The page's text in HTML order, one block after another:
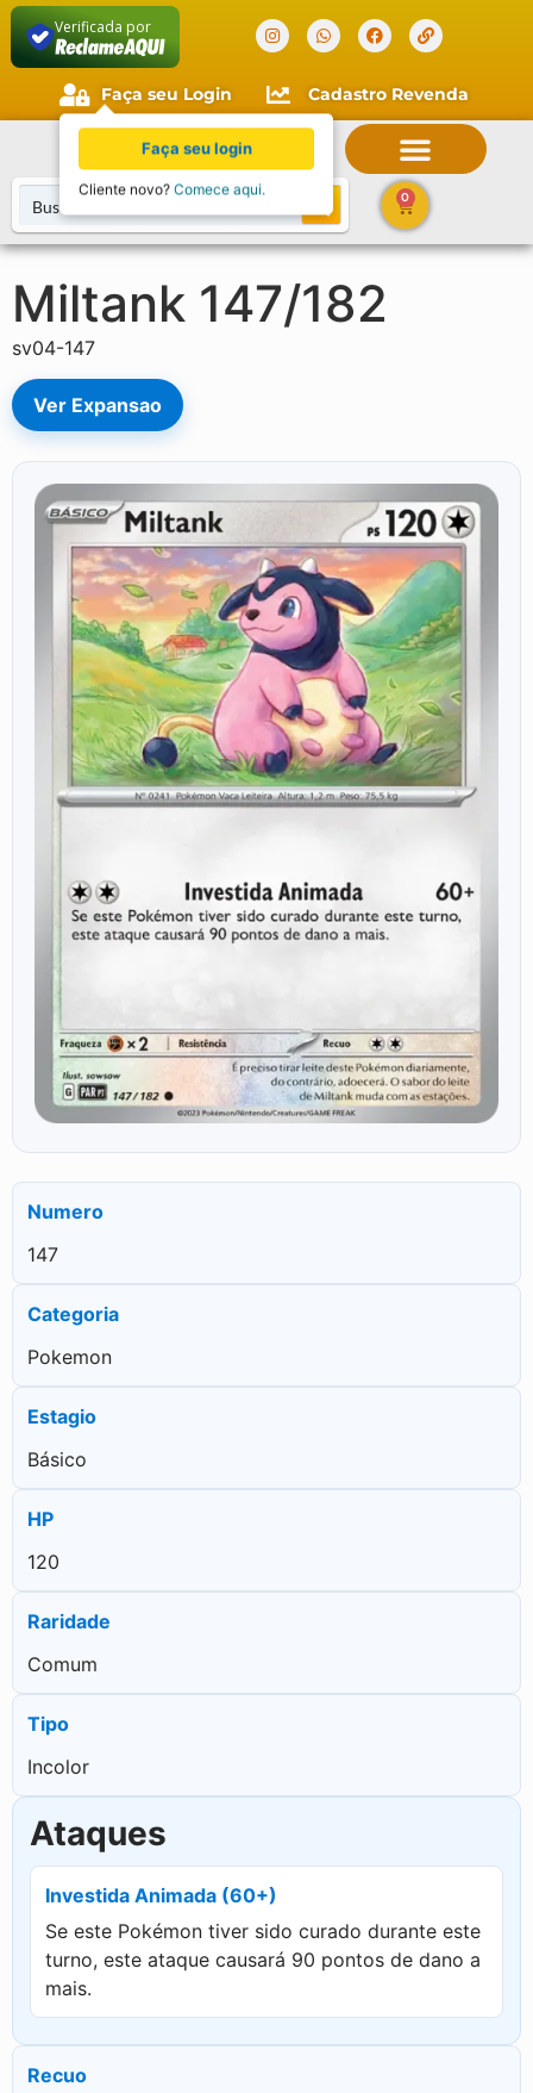
Verificada por
Faça seu Login Cadastro Revenda
0
Miltank 147/182
sv04-147
Ver Expansao
Numero
147
Categoria
Pokemon
Estagio
Básico
HP
120
Raridade
Comum
Tipo
Incolor
Ataques
Investida Animada (60+)
Se este Pokémon tiver sido curado durante este
turno, este ataque causará 90 pontos de dano a
mais.
Recuo
Faça seu login
Cliente novo? Comece aqui.